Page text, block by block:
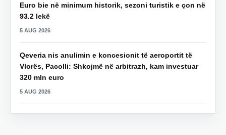
Euro bie në minimum historik, sezoni turistik e çon në
93.2 lekë
5 AUG 2026
Qeveria nis anulimin e koncesionit të aeroportit të
Vlorës, Pacolli: Shkojmë në arbitrazh, kam investuar
320 mln euro
5 AUG 2026